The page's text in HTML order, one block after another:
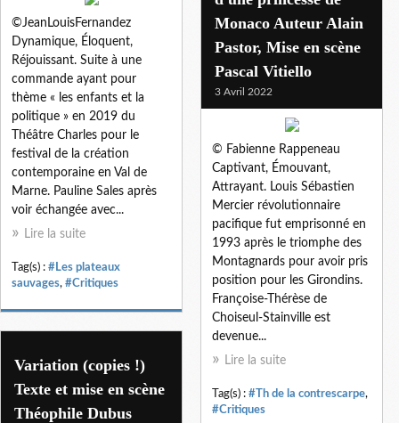
©JeanLouisFernandez
Dynamique, Éloquent,
Réjouissant. Suite à une
commande ayant pour
thème « les enfants et la
politique » en 2019 du
Théâtre Charles pour le
festival de la création
contemporaine en Val de
Marne. Pauline Sales après
voir échangée avec...
Lire la suite
Tag(s) : #Les plateaux
sauvages, #Critiques
Monaco Auteur Alain
Pastor, Mise en scène
Pascal Vitiello
3 Avril 2022
© Fabienne Rappeneau
Captivant, Émouvant,
Attrayant. Louis Sébastien
Mercier révolutionnaire
pacifique fut emprisonné en
1993 après le triomphe des
Montagnards pour avoir pris
position pour les Girondins.
Françoise-Thérèse de
Choiseul-Stainville est
devenue...
Lire la suite
Tag(s) : #Th de la contrescarpe,
#Critiques
Variation (copies !)
Texte et mise en scène
Théophile Dubus